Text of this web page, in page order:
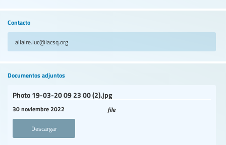
Contacto
allaire.luc@lacsq.org
Documentos adjuntos
Photo 19-03-20 09 23 00 (2).jpg
30 noviembre 2022 file
Descargar